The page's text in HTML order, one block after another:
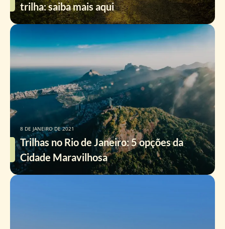
trilha: saiba mais aqui
Trilhas no Rio de Janeiro: 5 opções da
Cidade Maravilhosa
8 DE JANEIRO DE 2021